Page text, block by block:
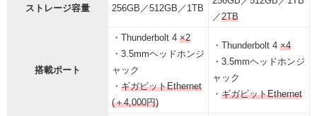
ストレージ容量 256GB／512GB／1TB
／2TB
搭載ポート
・Thunderbolt 4 ×2
・3.5mmヘッドホンジ
ャック
・ ギガビットEthernet
(＋4,000円)
・Thunderbolt 4 ×4
・3.5mmヘッドホンジ
ャック
・ ギガビットEthernet